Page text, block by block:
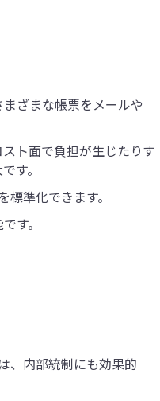
ざまな帳票をメールや
ト面で負担が生じたりす
す。
準化できます。
す。
、内部統制にも効果的